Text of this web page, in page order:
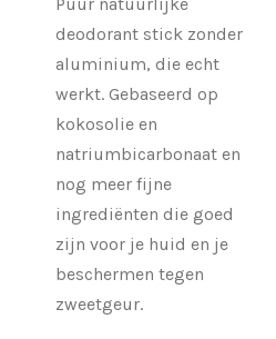
deodorant stick zonder
aluminium, die echt
werkt. Gebaseerd op
kokosolie en
natriumbicarbonaat en
nog meer fijne
ingrediënten die goed
zijn voor je huid en je
beschermen tegen
zweetgeur.